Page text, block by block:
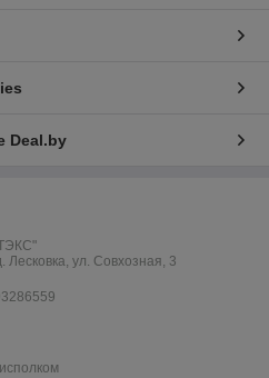
Deal.by
Лесковка, ул. Совхозная, 3